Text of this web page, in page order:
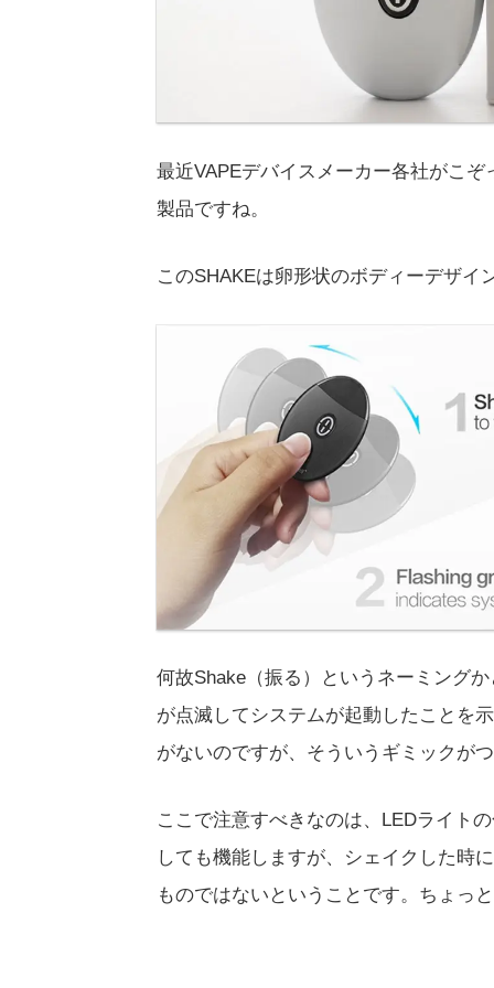
最近VAPEデバイスメーカー各社がこ
製品ですね。
このSHAKEは卵形状のボディーデザイ
何故Shake（振る）というネーミング
が点滅してシステムが起動したことを
がないのですが、そういうギミックが
ここで注意すべきなのは、LEDライト
しても機能しますが、シェイクした時
ものではないということです。ちょっ